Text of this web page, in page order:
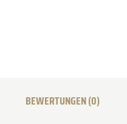
BEWERTUNGEN (0)